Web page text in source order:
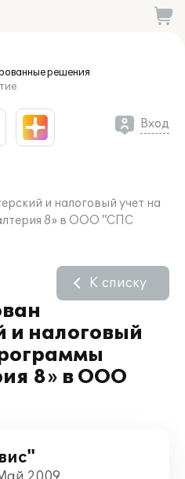
решения
Вход
и налоговый учет на
8» в ООО "СПС
и налоговый
8» в ООО
К списку